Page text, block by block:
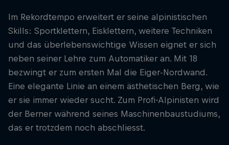
Im Rekordtempo erweitert er seine alpinistischen
Skills: Sportklettern, Eisklettern, weitere Techniken
und das überlebenswichtige Wissen eignet er sich
neben seiner Lehre zum Automatiker an. Mit 18
bezwingt er zum ersten Mal die Eiger-Nordwand.
Eine elegante Linie an einem ästhetischen Berg, wie
er sie immer wieder sucht. Zum Profi-Alpinisten wird
der Berner während seines Maschinenbaustudiums,
das er trotzdem noch abschliesst.